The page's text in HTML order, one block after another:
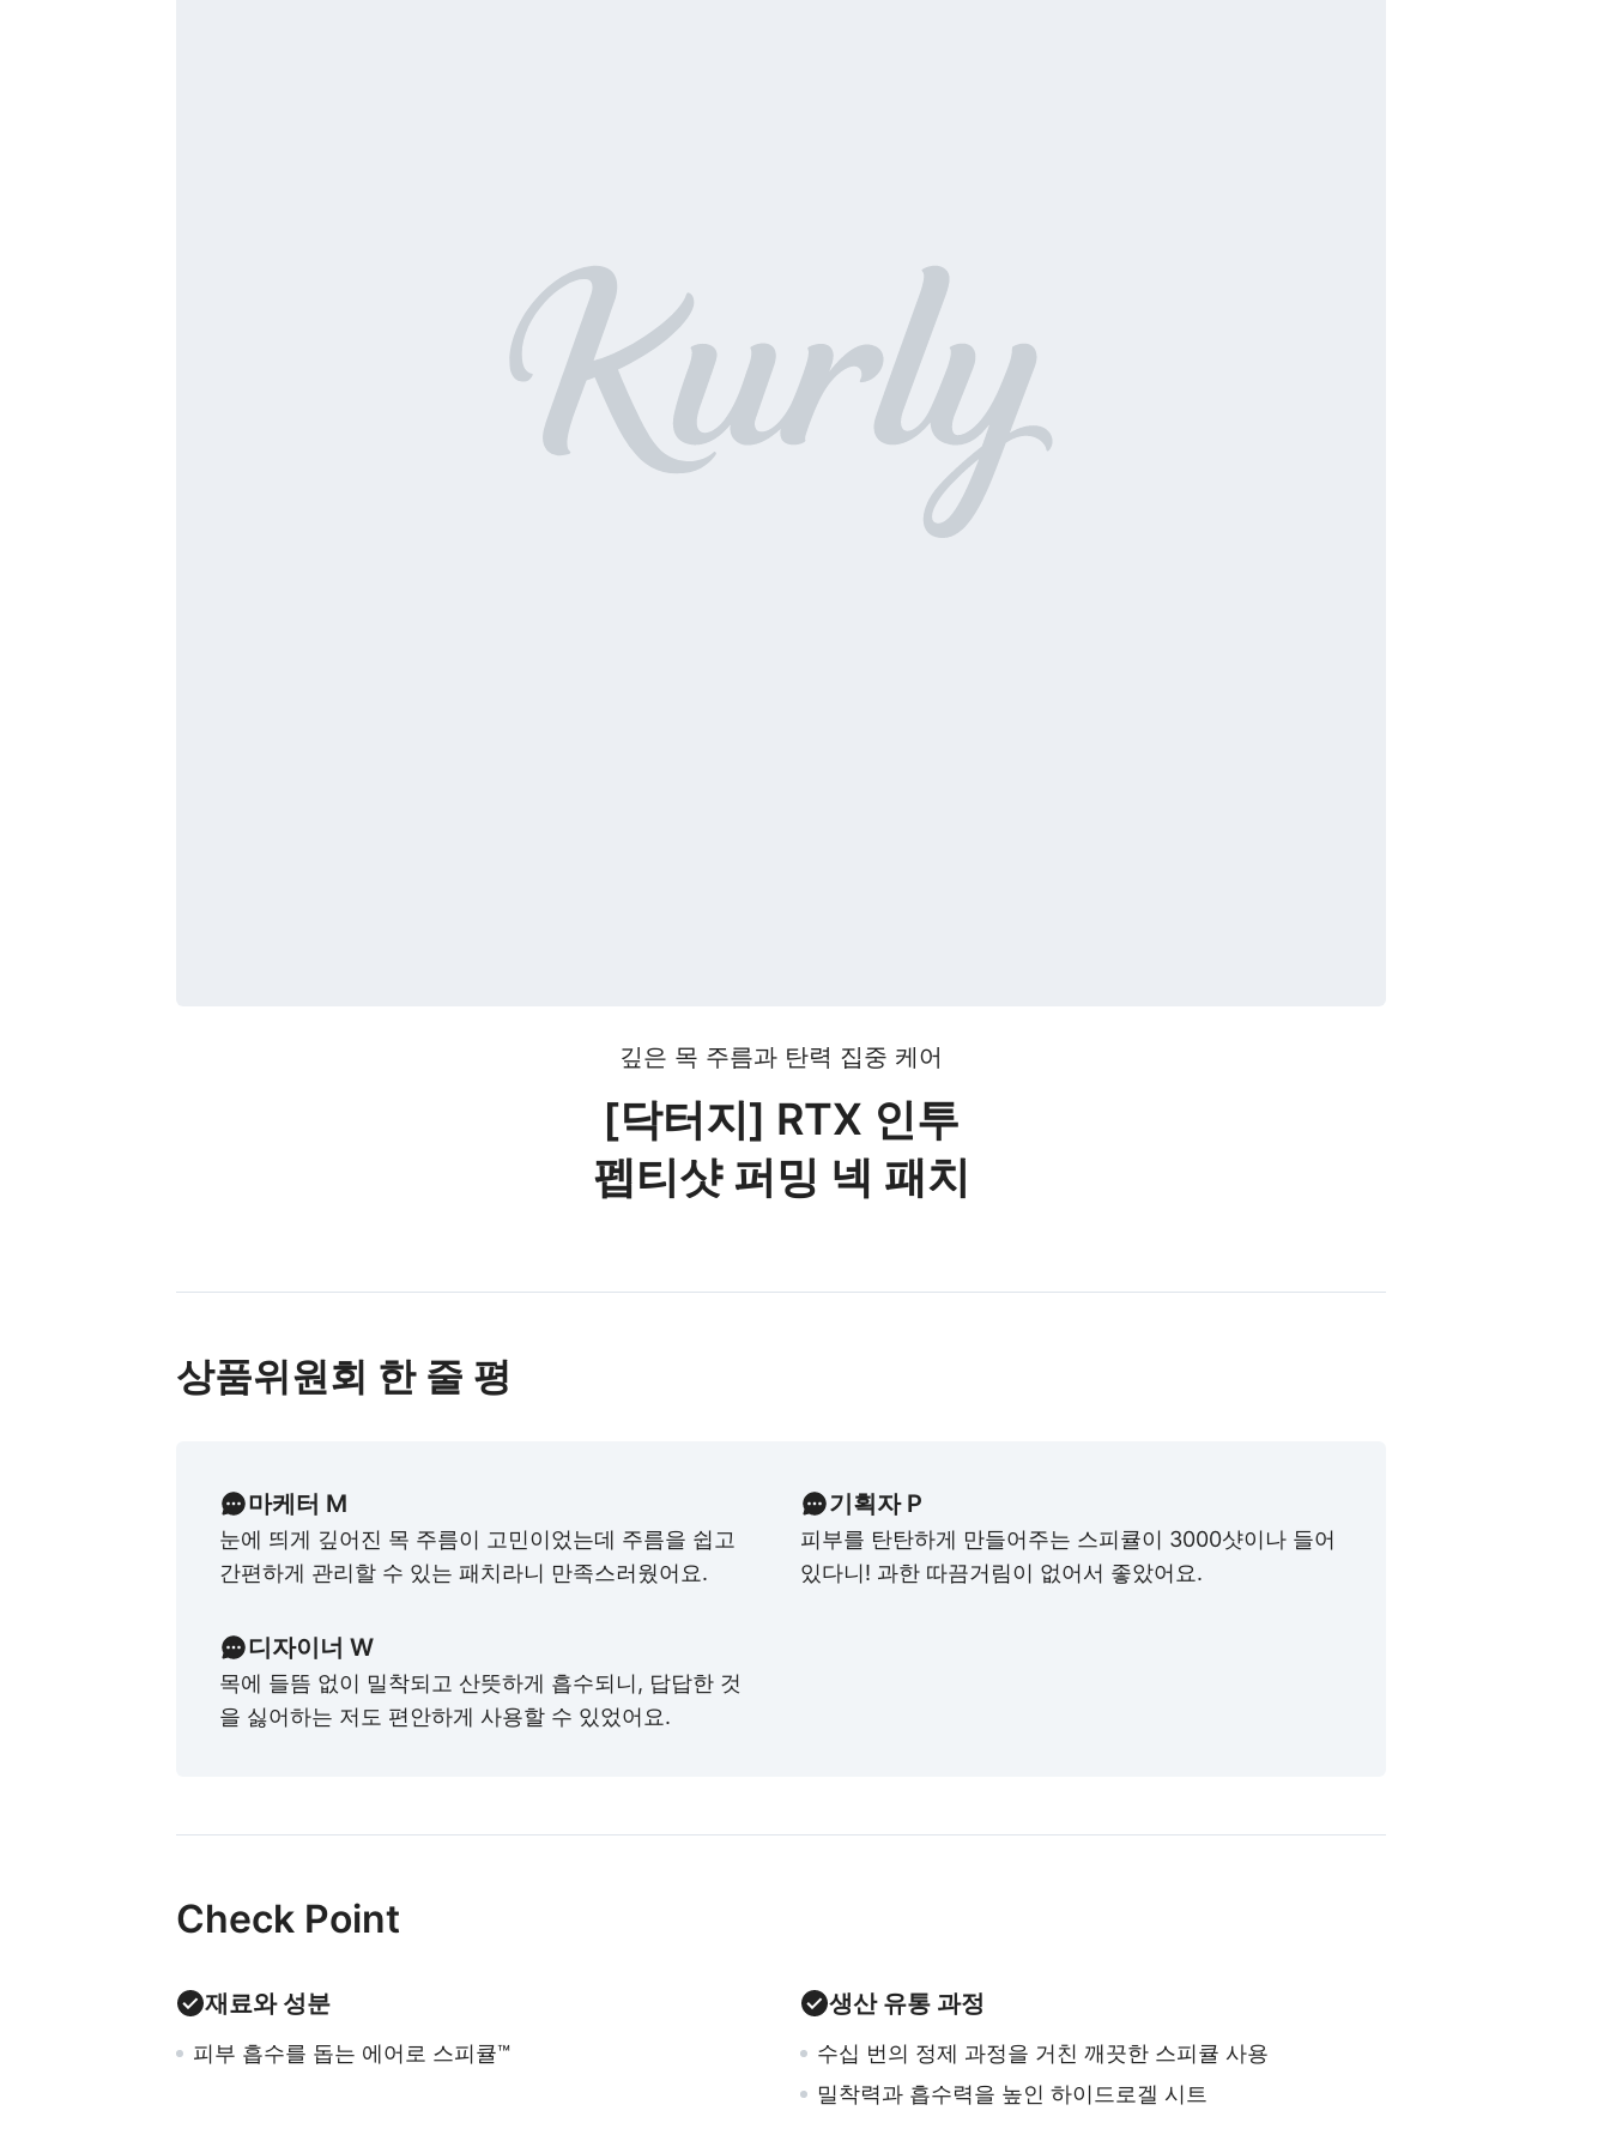
깊은 목 주름과 탄력 집중 케어
[닥터지] RTX 인투
펩티샷 퍼밍 넥 패치
상품위원회 한 줄 평
마케터 M
눈에 띄게 깊어진 목 주름이 고민이었는데 주름을 쉽고
간편하게 관리할 수 있는 패치라니 만족스러웠어요.
기획자 P
피부를 탄탄하게 만들어주는 스피큘이 3000샷이나 들어
있다니! 과한 따끔거림이 없어서 좋았어요.
디자이너 W
목에 들뜸 없이 밀착되고 산뜻하게 흡수되니, 답답한 것
을 싫어하는 저도 편안하게 사용할 수 있었어요.
Check Point
재료와 성분
피부 흡수를 돕는 에어로 스피큘™
생산 유통 과정
수십 번의 정제 과정을 거친 깨끗한 스피큘 사용
밀착력과 흡수력을 높인 하이드로겔 시트